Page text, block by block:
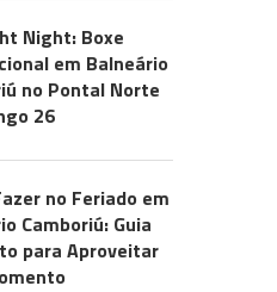
Night: Boxe
em Balneário
no Pontal Norte
26
no Feriado em
Camboriú: Guia
para Aproveitar